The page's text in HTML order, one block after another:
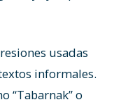
usadas
informales.
“Tabarnak” o